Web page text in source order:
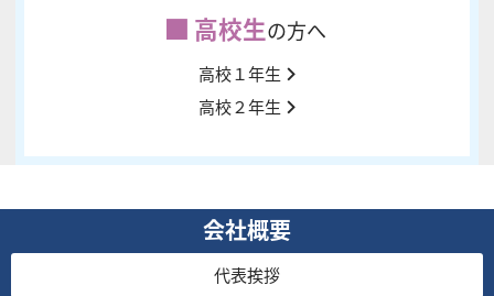
高校生の方へ
高校１年生
高校２年生
会社概要
代表挨拶